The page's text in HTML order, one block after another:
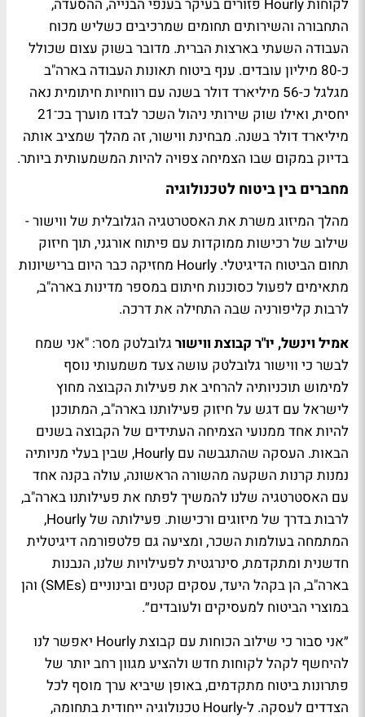
לקוחות Hourly פזורים בעיקר בענפי הבנייה, ההסעדה,
התחבורה והשירותים תחומים שמרכיבים כשליש מכוח
העבודה השעתי בארצות הברית. מדובר בשוק עצום שכולל
כ-80 מיליון עובדים. ענף ביטוח תאונות העבודה בארה"ב
מגלגל כ-56 מיליארד דולר בשנה עם רווחיות חיתומית נאה
יחסית, ואילו שוק שירותי ניהול השכר לבדו מוערך בכ־21
מיליארד דולר בשנה. מבחינת ווישור, זה מהלך שמציב אותה
בדיוק במקום שבו הצמיחה צפויה להיות המשמעותית ביותר.
מחברים בין ביטוח לטכנולוגיה
מהלך המיזוג משרת את האסטרטגיה הגלובלית של ווישור -
שילוב של רכישות ממוקדות עם פיתוח אורגני, תוך חיזוק
תחום הביטוח הדיגיטלי. Hourly מחזיקה כבר היום ברישיונות
מתאימים לפעול כסוכנות חיתום במספר מדינות בארה"ב,
לרבות קליפורניה שבה התחילה את דרכה.
אמיל וינשל, יו"ר קבוצת ווישור גלובלטק מסר: "אני שמח
לבשר כי ווישור גלובלטק עושה צעד משמעותי נוסף
למימוש תוכניותיה להרחיב את פעילות הקבוצה מחוץ
לישראל עם דגש על חיזוק פעילותנו בארה"ב, המתוכנן
להיות אחד ממנועי הצמיחה העתידים של הקבוצה בשנים
הבאות. העסקה שהתגבשה עם Hourly, שבין בעלי מניותיה
נמנות קרנות השקעה מהשורה הראשונה, עולה בקנה אחד
עם האסטרטגיה שלנו להמשיך לפתח את פעילותנו בארה"ב,
לרבות בדרך של מיזוגים ורכישות. פעילותה של Hourly,
המתמחה בעולמות השכר, ומציעה גם פלטפורמה דיגיטלית
חדשנית ומתקדמת, סינרגטית לפעילויות שלנו, הנבנות
בארה"ב, הן בקהל היעד, עסקים קטנים ובינוניים (SMEs) והן
במוצרי הביטוח למעסיקים ולעובדים״.
״אני סבור כי שילוב הכוחות עם קבוצת Hourly יאפשר לנו
להיחשף לקהל לקוחות חדש ולהציע מגוון רחב יותר של
פתרונות ביטוח מתקדמים, באופן שיביא ערך מוסף לכל
הצדדים לעסקה. ל-Hourly טכנולוגיה ייחודית בתחומה,